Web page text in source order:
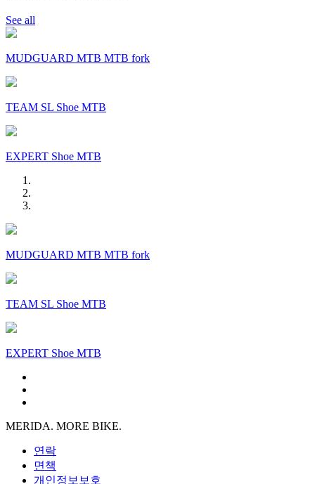
See all
MUDGUARD MTB MTB fork
TEAM SL Shoe MTB
EXPERT Shoe MTB
MUDGUARD MTB MTB fork
TEAM SL Shoe MTB
EXPERT Shoe MTB
MERIDA. MORE BIKE.
연락
면책
개인정보보호